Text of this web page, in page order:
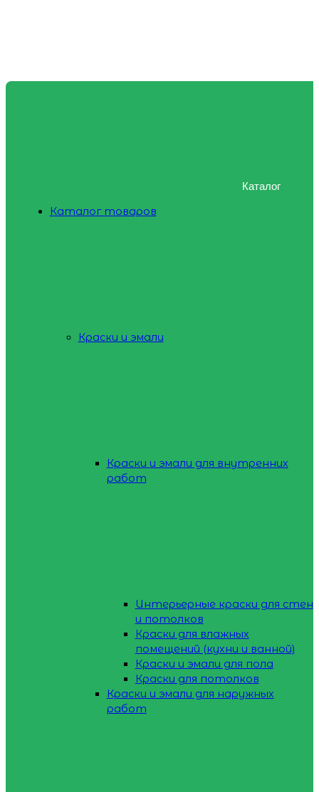
Каталог
Каталог товаров
Краски и эмали
Краски и эмали для внутренних
работ
Интерьерные краски для стен
и потолков
Краски для влажных
помещений (кухни и ванной)
Краски и эмали для пола
Краски для потолков
Краски и эмали для наружных
работ